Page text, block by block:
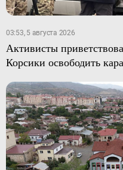
03:53, 5 августа 2026
Активисты
Корсики освободить